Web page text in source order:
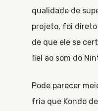
qualidade de
projeto, foi
de que ele se
fiel ao som do
Pode parecer
fria que Kondo